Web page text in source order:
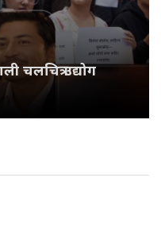
चलचित्र उद्योग